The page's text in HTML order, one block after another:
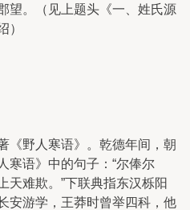
。（见上题头《一、姓氏源
）
野人寒语》。乾德年间，朝
寒语》中的句子：“尔俸尔
天难欺。”下联典指东汉栎阳
安游学，王莽时曾举四科，他